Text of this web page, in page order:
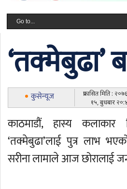
‘तक्मेबुढा’
कुसेन्यूज
प्रकासित मिति :
१५, बुधबार
काठमाडौं, हास्य कलाकार
‘तक्मेबुढा’लाई पुत्र लाभ
सरीना लामाले आज छोरालाई